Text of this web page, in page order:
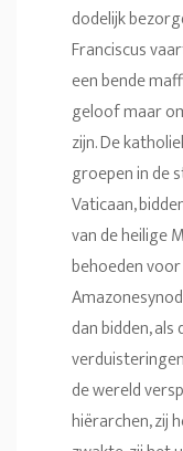
dodelijk
Franciscus
een bende
geloof maar
zijn. De
groepen in de
Vaticaan,
van de heilige
behoeden
dan bidden,
de wereld
hiërarchen, zij